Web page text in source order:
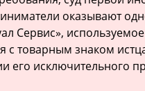
оказывают
Сервис»,
с товарным знаком
его исключительного